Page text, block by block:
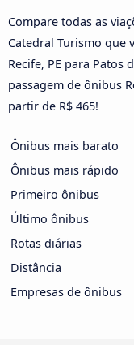
Compare todas as
Catedral Turismo que
Recife, PE para Patos
passagem de ônibus
partir de R$ 465!
Ônibus mais barato
Ônibus mais rápido
Primeiro ônibus
Último ônibus
Rotas diárias
Distância
Empresas de ônibus